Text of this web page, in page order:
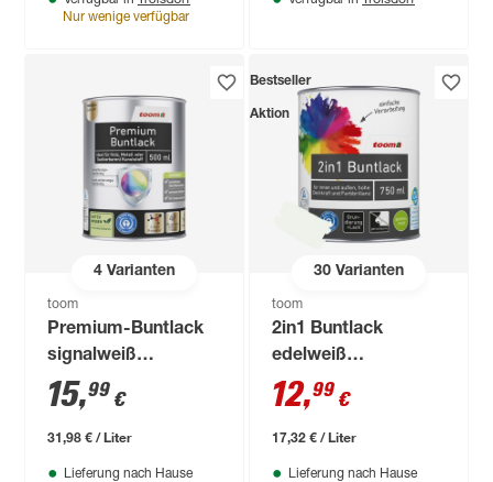
Nur wenige verfügbar
4Varianten
toom
Premium-Buntlack
signalweiß
seidenmatt 500 ml
15,99 €
31,98 € / Liter
Lieferung nach Hause
30Varianten
Bestseller
Aktion
toom
2in1 Buntlack
edelweiß
seidenmatt 750 ml
12,99 €
17,32 € / Liter
Lieferung nach Hause